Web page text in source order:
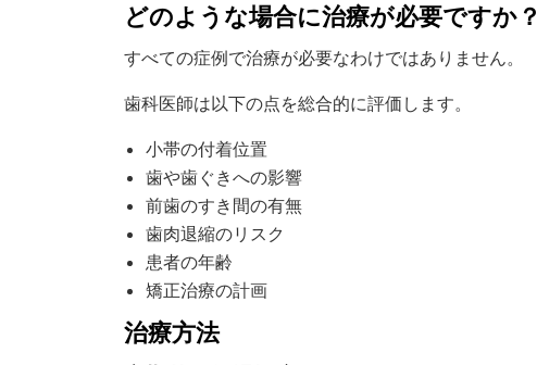
どのような場合に治療が必要ですか？
すべての症例で治療が必要なわけではありません。
歯科医師は以下の点を総合的に評価します。
小帯の付着位置
歯や歯ぐきへの影響
前歯のすき間の有無
歯肉退縮のリスク
患者の年齢
矯正治療の計画
治療方法